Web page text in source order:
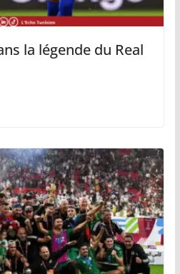
la légende du Real